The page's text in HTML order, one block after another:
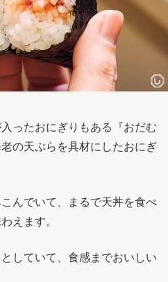
ったおにぎりもある『おだむ
の天ぷらを具材にしたおにぎ
んでいて、まるで天丼を食べ
えます。
していて、食感までおいしい